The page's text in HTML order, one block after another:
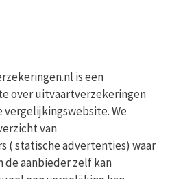
is een
over uitvaartverzekeringen
vergelijkingswebsite. We
van
( statische advertenties) waar
de aanbieder zelf kan